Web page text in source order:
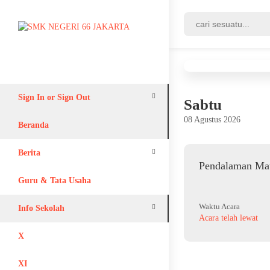
Sign In or Sign Out
Login
Register
Beranda
Berita
Adiwiyata
Guru & Tata Usaha
Info Sekolah
Lain-lain
X
XI
Sabtu
08 Agustus 2026
Pendalaman
Waktu Acara
Acara telah lewat